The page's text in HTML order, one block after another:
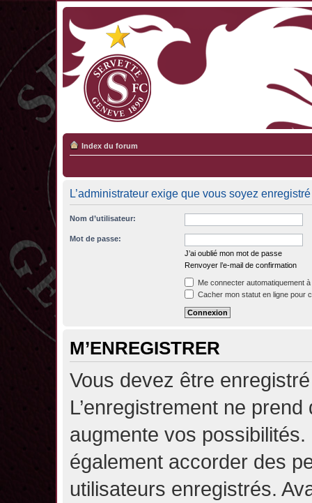
Index du forum
L’administrateur exige que vous soyez
Nom d’utilisateur:
Mot de passe:
J’ai oublié mon mot de passe
Renvoyer l’e-mail de confirmation
Me connecter automatiquement
Cacher mon statut en ligne pour
M’ENREGISTRER
Vous devez être
L’enregistrement ne
augmente vos possibilités.
également accorder des
utilisateurs enregistrés.